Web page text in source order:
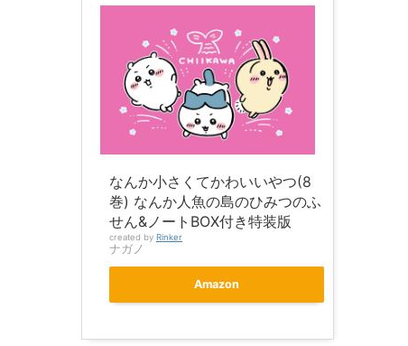
なんか小さくてかわいいやつ(8
巻) なんか人魚の島のひみつのふ
せん&ノートBOX付き特装版
created by Rinker
ナガノ
Amazon